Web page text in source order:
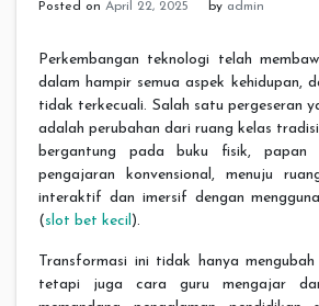
Posted on April 22, 2025 by admin
Perkembangan teknologi telah
dalam hampir semua aspek kehidupan,
tidak terkecuali. Salah satu pergeseran
adalah perubahan dari ruang kelas
bergantung pada buku fisik, papan
pengajaran konvensional, menuju
interaktif dan imersif dengan
(slot bet kecil ).
Transformasi ini tidak hanya
tetapi juga cara guru mengajar